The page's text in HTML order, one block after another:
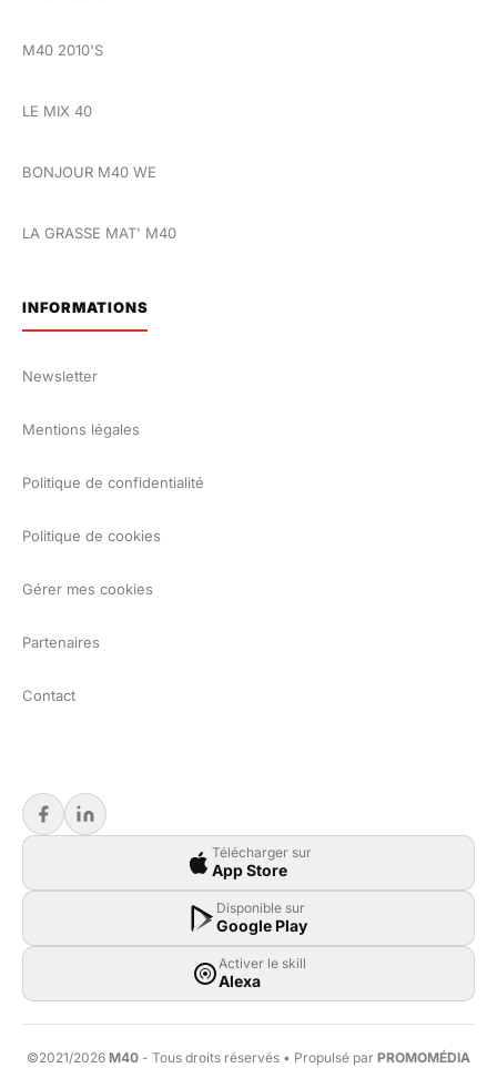
M40 2010'S
LE MIX 40
BONJOUR M40 WE
LA GRASSE MAT' M40
INFORMATIONS
Newsletter
Mentions légales
Politique de confidentialité
Politique de cookies
Gérer mes cookies
Partenaires
Contact
Télécharger sur
App Store
Disponible sur
Google Play
Activer le skill
Alexa
©2021/2026 M40 - Tous droits réservés • Propulsé par PROMOMÉDIA